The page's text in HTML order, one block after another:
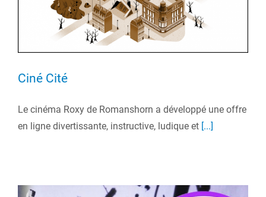
Ciné Cité
Le cinéma Roxy de Romanshorn a développé une offre
en ligne divertissante, instructive, ludique et [...]